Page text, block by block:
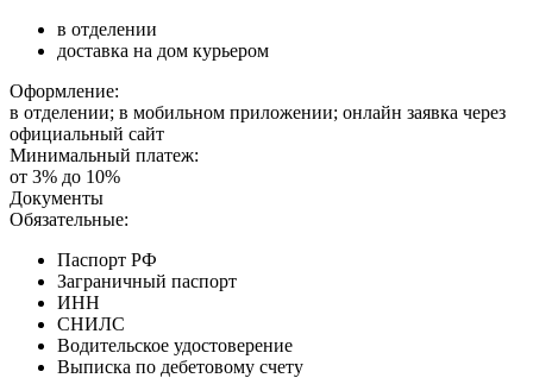
в отделении
доставка на дом курьером
Оформление:
в отделении; в мобильном приложении; онлайн заявка через
официальный сайт
Минимальный платеж:
от 3% до 10%
Документы
Обязательные:
Паспорт РФ
Заграничный паспорт
ИНН
СНИЛС
Водительское удостоверение
Выписка по дебетовому счету